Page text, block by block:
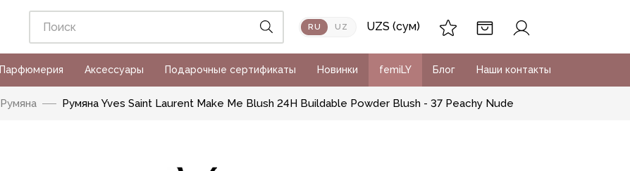
RU UZ UZS (сум)
Парфюмерия Аксессуары Подарочные сертификаты Новинки femiLY Блог Наши контакты
Румяна Румяна Yves Saint Laurent Make Me Blush 24H Buildable Powder Blush - 37 Peachy Nude